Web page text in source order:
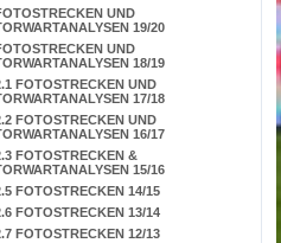
UND
19/20
UND
18/19
FOTOSTRECKEN UND
17/18
FOTOSTRECKEN UND
16/17
FOTOSTRECKEN &
15/16
FOTOSTRECKEN 14/15
FOTOSTRECKEN 13/14
FOTOSTRECKEN 12/13